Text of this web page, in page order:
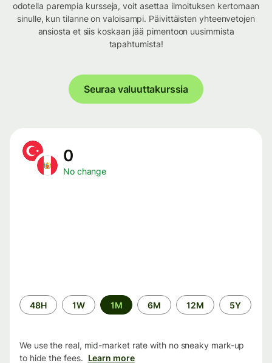
odotella parempia kursseja, voit asettaa ilmoituksen kertomaan
sinulle, kun tilanne on valoisampi. Päivittäisten yhteenvetojen
ansiosta et siis koskaan jää pimentoon uusimmista
tapahtumista!
Seuraa valuuttakurssia
0
No change
Time
period
48H 1W 1M 6M 12M 5Y
We use the real, mid-market rate with no sneaky mark-up
to hide the fees. Learn more